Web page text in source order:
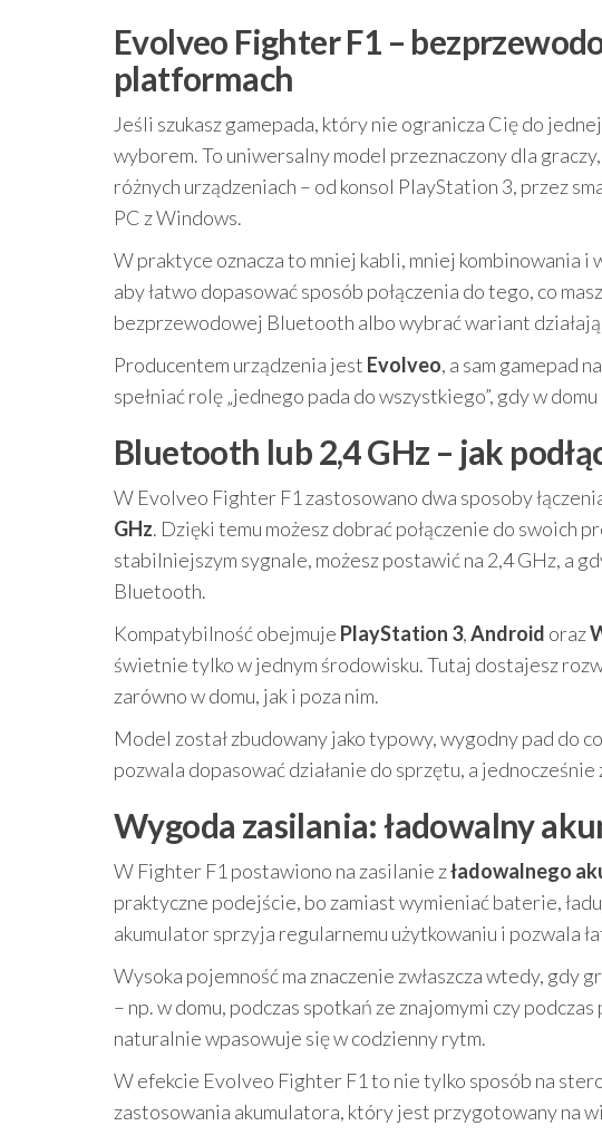
Evolveo Fighter F1 –
platformach
Jeśli szukasz gamepada, który nie ogranicza Cię do
wyborem. To uniwersalny model przeznaczony dla
różnych urządzeniach – od konsol PlayStation 3, przez
PC z Windows.
W praktyce oznacza to mniej kabli, mniej kombinowania
aby łatwo dopasować sposób połączenia do tego, co
bezprzewodowej Bluetooth albo wybrać wariant
Producentem urządzenia jest Evolveo, a sam gamepad
spełniać rolę „jednego pada do wszystkiego”, gdy w
Bluetooth lub 2,4 GHz – jak
W Evolveo Fighter F1 zastosowano dwa sposoby
GHz. Dzięki temu możesz dobrać połączenie do swoich
stabilniejszym sygnale, możesz postawić na 2,4 GHz, a
Bluetooth.
Kompatybilność obejmuje PlayStation 3,Android oraz
świetnie tylko w jednym środowisku. Tutaj dostajesz
zarówno w domu, jak i poza nim.
Model został zbudowany jako typowy, wygodny pad do
pozwala dopasować działanie do sprzętu, a
Wygoda zasilania: ładowalny
W Fighter F1 postawiono na zasilanie zładowalnego
praktyczne podejście, bo zamiast wymieniać baterie,
akumulator sprzyja regularnemu użytkowaniu i pozwala
Wysoka pojemność ma znaczenie zwłaszcza wtedy, gdy
– np. w domu, podczas spotkań ze znajomymi czy
naturalnie wpasowuje się w codzienny rytm.
W efekcie Evolveo Fighter F1 to nie tylko sposób na
zastosowania akumulatora, który jest przygotowany na